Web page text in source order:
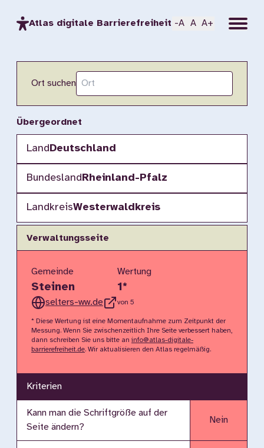
Atlas digitale Barrierefreiheit -A A A+ Menu
Ort suchen
Übergeordnet
LandDeutschland
BundeslandRheinland-Pfalz
LandkreisWesterwaldkreis
Verwaltungsseite
Gemeinde
Steinen
selters-ww.de
Wertung
1*
von 5
* Diese Wertung ist eine Momentaufnahme zum Zeitpunkt der
Messung. Wenn Sie zwischenzeitlich Ihre Seite verbessert haben,
dann schreiben Sie uns bitte an info@atlas-digitale-
barrierefreiheit.de. Wir aktualisieren den Atlas regelmäßig.
Kriterien
Kann man die Schriftgröße auf der
Seite ändern?
Nein